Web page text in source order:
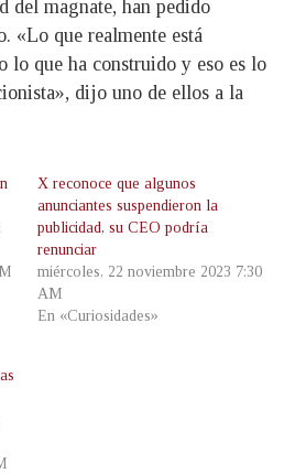
del magnate, han pedido
«Lo que realmente está
lo que ha construido y eso es lo
dijo uno de ellos a la
X reconoce que algunos
anunciantes suspendieron la
publicidad, su CEO podría
renunciar
miércoles, 22 noviembre 2023 7:30
AM
En «Curiosidades»